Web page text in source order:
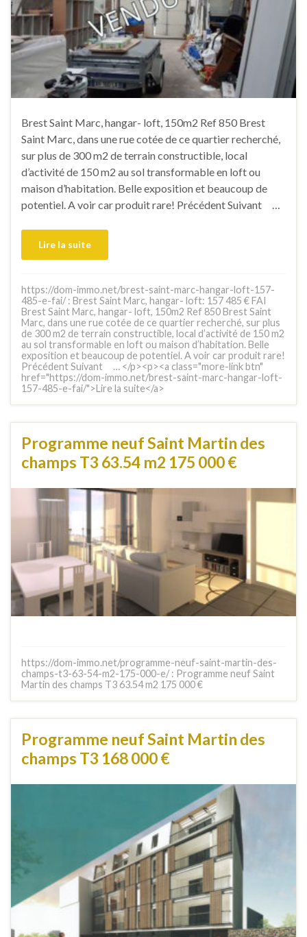
Brest Saint Marc, hangar- loft, 150m2 Ref 850 Brest
Saint Marc, dans une rue cotée de ce quartier recherché,
sur plus de 300 m2 de terrain constructible, local
d’activité de 150 m2 au sol transformable en loft ou
maison d’habitation. Belle exposition et beaucoup de
potentiel. A voir car produit rare! Précédent Suivant …
Lire la suite
https://dom-immo.net/brest-saint-marc-hangar-loft-157-
485-e-fai/ : Brest Saint Marc, hangar- loft: 157 485 € FAI
Brest Saint Marc, hangar- loft, 150m2 Ref 850 Brest Saint
Marc, dans une rue cotée de ce quartier recherché, sur plus
de 300 m2 de terrain constructible, local d’activité de 150 m2
au sol transformable en loft ou maison d’habitation. Belle
exposition et beaucoup de potentiel. A voir car produit rare!
Précédent Suivant … </p><p><a class="more-link btn"
href="https://dom-immo.net/brest-saint-marc-hangar-loft-
157-485-e-fai/">Lire la suite</a>
Programme neuf Saint Martin des
champs T3 63.54 m2 175 000 €
https://dom-immo.net/programme-neuf-saint-martin-des-
champs-t3-63-54-m2-175-000-e/ : Programme neuf Saint
Martin des champs T3 63.54 m2 175 000 €
Programme neuf Saint Martin des
champs T3 168 000 €